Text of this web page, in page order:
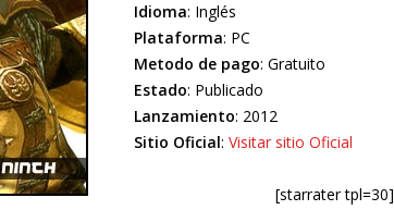
Idioma: Inglés
Plataforma: PC
Metodo de pago: Gratuito
Estado: Publicado
Lanzamiento: 2012
Sitio Oficial: Visitar sitio Oficial
[starrater tpl=30]